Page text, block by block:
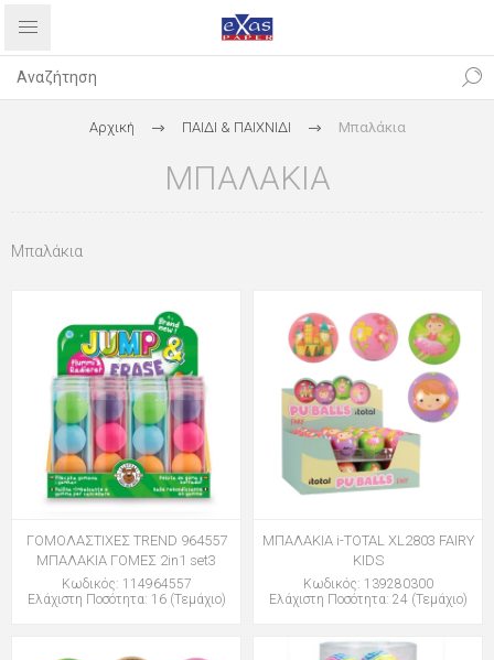
Αρχική ΠΑΙΔΙ & ΠΑΙΧΝΙΔΙ Μπαλάκια
ΜΠΑΛΆΚΙΑ
Μπαλάκια
ΓΟΜΟΛΑΣΤΙΧΕΣ TREND 964557
ΜΠΑΛΑΚΙΑ ΓΟΜΕΣ 2in1 set3
Κωδικός: 114964557
Ελάχιστη Ποσότητα: 16 (Τεμάχιο)
ΜΠΑΛΑΚΙΑ i-TOTAL XL2803 FAIRY
KIDS
Κωδικός: 139280300
Ελάχιστη Ποσότητα: 24 (Τεμάχιο)